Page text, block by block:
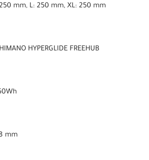
mm, L: 250 mm, XL: 250 mm
HYPERGLIDE FREEHUB
mm